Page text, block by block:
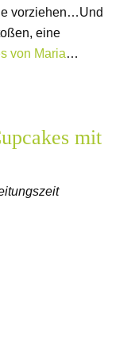
vorziehen…Und
eine
von Maria…
mit